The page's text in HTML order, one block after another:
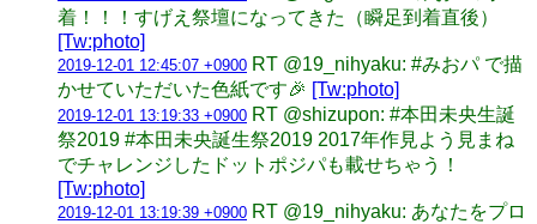
着！！！すげえ祭壇になってきた（瞬足到着直後）
[Tw:photo]
2019-12-01 12:45:07 +0900 RT @19_nihyaku: #みおパ で描
かせていただいた色紙です🎉 [Tw:photo]
2019-12-01 13:19:33 +0900 RT @shizupon: #本田未央生誕
祭2019 #本田未央誕生祭2019 2017年作見よう見まね
でチャレンジしたドットポジパも載せちゃう！
[Tw:photo]
2019-12-01 13:19:39 +0900 RT @19_nihyaku: あなたをプロ